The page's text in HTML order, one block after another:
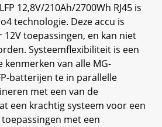
12,8V/210Ah/2700Wh RJ45 is
technologie. Deze accu is
toepassingen, en kan niet
Systeemflexibiliteit is een
kenmerken van alle MG-
batterijen te in parallelle
met een van de
een krachtig systeem voor een
met een